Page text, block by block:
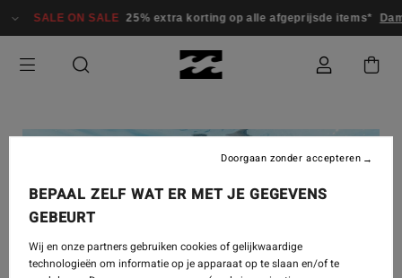
SALE ON SALE 25% extra korting op alle afgeprijsde items*
BEPAAL ZELF WAT ER MET JE GEGEVENS
GEBEURT
Wij en onze partners gebruiken cookies of gelijkwaardige
technologieën om informatie op je apparaat op te slaan en/of te
Doorgaan zonder accepteren